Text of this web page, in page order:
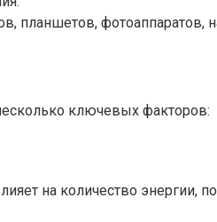
планшетов, фотоаппаратов,
ключевых факторов:
на количество энергии,